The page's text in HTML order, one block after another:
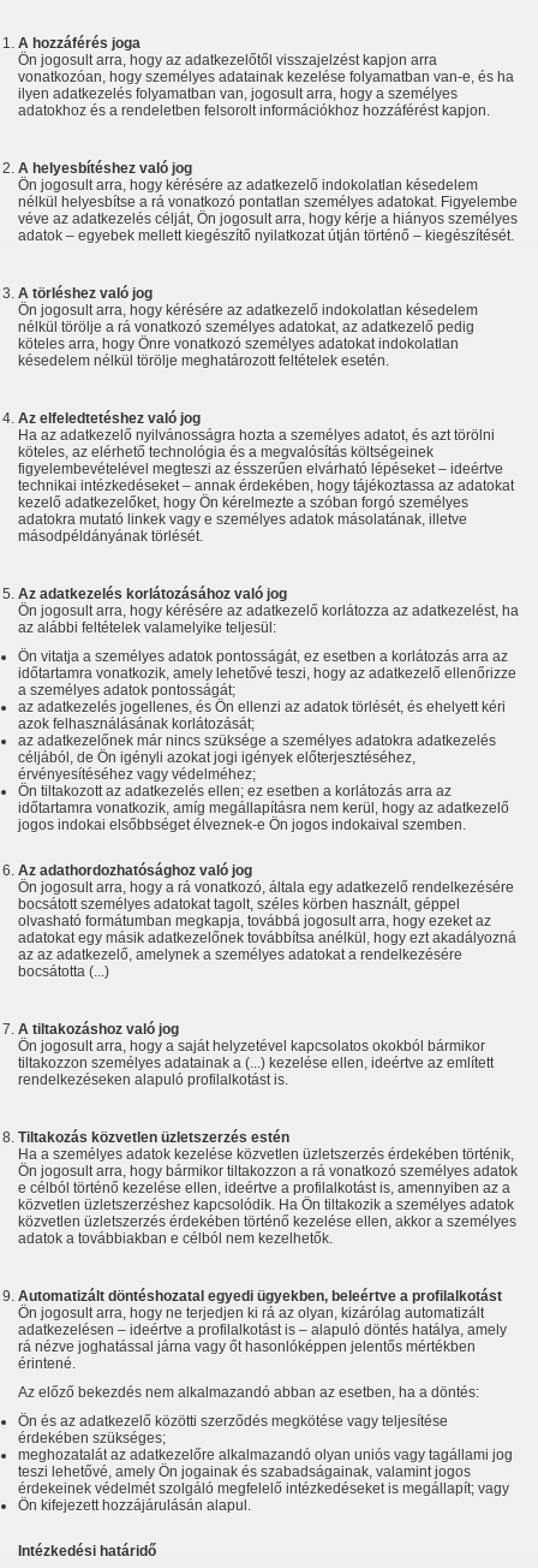
A hozzáférés joga
Ön jogosult arra, hogy az adatkezelőtől visszajelzést kapjon arra
vonatkozóan, hogy személyes adatainak kezelése folyamatban van-e, és ha
ilyen adatkezelés folyamatban van, jogosult arra, hogy a személyes
adatokhoz és a rendeletben felsorolt információkhoz hozzáférést kapjon.
A helyesbítéshez való jog
Ön jogosult arra, hogy kérésére az adatkezelő indokolatlan késedelem
nélkül helyesbítse a rá vonatkozó pontatlan személyes adatokat. Figyelembe
véve az adatkezelés célját, Ön jogosult arra, hogy kérje a hiányos személyes
adatok – egyebek mellett kiegészítő nyilatkozat útján történő – kiegészítését.
A törléshez való jog
Ön jogosult arra, hogy kérésére az adatkezelő indokolatlan késedelem
nélkül törölje a rá vonatkozó személyes adatokat, az adatkezelő pedig
köteles arra, hogy Önre vonatkozó személyes adatokat indokolatlan
késedelem nélkül törölje meghatározott feltételek esetén.
Az elfeledtetéshez való jog
Ha az adatkezelő nyilvánosságra hozta a személyes adatot, és azt törölni
köteles, az elérhető technológia és a megvalósítás költségeinek
figyelembevételével megteszi az ésszerűen elvárható lépéseket – ideértve
technikai intézkedéseket – annak érdekében, hogy tájékoztassa az adatokat
kezelő adatkezelőket, hogy Ön kérelmezte a szóban forgó személyes
adatokra mutató linkek vagy e személyes adatok másolatának, illetve
másodpéldányának törlését.
Az adatkezelés korlátozásához való jog
Ön jogosult arra, hogy kérésére az adatkezelő korlátozza az adatkezelést, ha
az alábbi feltételek valamelyike teljesül:
Ön vitatja a személyes adatok pontosságát, ez esetben a korlátozás arra az
időtartamra vonatkozik, amely lehetővé teszi, hogy az adatkezelő ellenőrizze
a személyes adatok pontosságát;
az adatkezelés jogellenes, és Ön ellenzi az adatok törlését, és ehelyett kéri
azok felhasználásának korlátozását;
az adatkezelőnek már nincs szüksége a személyes adatokra adatkezelés
céljából, de Ön igényli azokat jogi igények előterjesztéséhez,
érvényesítéséhez vagy védelméhez;
Ön tiltakozott az adatkezelés ellen; ez esetben a korlátozás arra az
időtartamra vonatkozik, amíg megállapításra nem kerül, hogy az adatkezelő
jogos indokai elsőbbséget élveznek-e Ön jogos indokaival szemben.
Az adathordozhatósághoz való jog
Ön jogosult arra, hogy a rá vonatkozó, általa egy adatkezelő rendelkezésére
bocsátott személyes adatokat tagolt, széles körben használt, géppel
olvasható formátumban megkapja, továbbá jogosult arra, hogy ezeket az
adatokat egy másik adatkezelőnek továbbítsa anélkül, hogy ezt akadályozná
az az adatkezelő, amelynek a személyes adatokat a rendelkezésére
bocsátotta (...)
A tiltakozáshoz való jog
Ön jogosult arra, hogy a saját helyzetével kapcsolatos okokból bármikor
tiltakozzon személyes adatainak a (...) kezelése ellen, ideértve az említett
rendelkezéseken alapuló profilalkotást is.
Tiltakozás közvetlen üzletszerzés estén
Ha a személyes adatok kezelése közvetlen üzletszerzés érdekében történik,
Ön jogosult arra, hogy bármikor tiltakozzon a rá vonatkozó személyes adatok
e célból történő kezelése ellen, ideértve a profilalkotást is, amennyiben az a
közvetlen üzletszerzéshez kapcsolódik. Ha Ön tiltakozik a személyes adatok
közvetlen üzletszerzés érdekében történő kezelése ellen, akkor a személyes
adatok a továbbiakban e célból nem kezelhetők.
Automatizált döntéshozatal egyedi ügyekben, beleértve a profilalkotást
Ön jogosult arra, hogy ne terjedjen ki rá az olyan, kizárólag automatizált
adatkezelésen – ideértve a profilalkotást is – alapuló döntés hatálya, amely
rá nézve joghatással járna vagy őt hasonlóképpen jelentős mértékben
érintené.
Az előző bekezdés nem alkalmazandó abban az esetben, ha a döntés:
Ön és az adatkezelő közötti szerződés megkötése vagy teljesítése
érdekében szükséges;
meghozatalát az adatkezelőre alkalmazandó olyan uniós vagy tagállami jog
teszi lehetővé, amely Ön jogainak és szabadságainak, valamint jogos
érdekeinek védelmét szolgáló megfelelő intézkedéseket is megállapít; vagy
Ön kifejezett hozzájárulásán alapul.
Intézkedési határidő